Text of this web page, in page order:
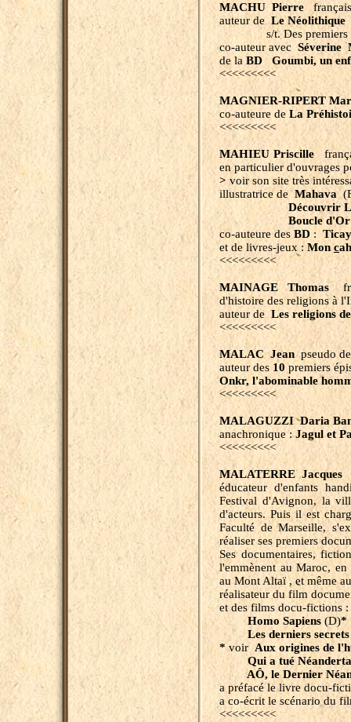
MACHU Pierre
auteur deLe Néolithique
s/t. Des premiers
co-auteur avec Séverine
de la BD Goumbi, un
<<<<<<<<<
MAGNIER-RIPERT
co-auteure de La
<<<<<<<<<
MAHIEU Priscille
en particulier d'ouvrages
> voir son site très
illustratrice deMahava
Découvrir
Boucle
co-auteure des BD :
et de livres-jeux :Monc
<<<<<<<<<
MAINAGE Thomas
d'histoire des religions à
auteur de Les religions
<<<<<<<<<
MALAC Jeanpseudo
auteur des 10 premiers
Onkr, l'abominable
<<<<<<<<<
MALAGUZZI Daria
anachronique :Jagul et
<<<<<<<<<
MALATERRE Jacques
éducateur d'enfants
Festival d'Avignon, la
d'acteurs. Puis il est
Faculté de Marseille,
réaliser ses premiers
Ses documentaires,
l'emmènent au Maroc,
au Mont Altaï , et même
réalisateur du film
et des films docu-fictions
Homo Sapiens (D)*
Les derniers secrets
*voir Aux origines de
Qui a tué
AÔ, le Dernier
a préfacé le livre docu-
a co-écrit le scénario du
<<<<<<<<<